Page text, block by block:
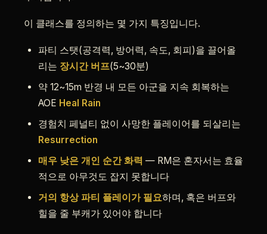
이 클래스를 정의하는 몇 가지 특징입니다.
파티 스탯(공격력, 방어력, 속도, 회피)을 끌어올
리는 장시간 버프(5~30분)
약 12~15m 반경 내 모든 아군을 지속 회복하는
AOE Heal Rain
경험치 페널티 없이 사망한 플레이어를 되살리는
Resurrection
매우 낮은 개인 순간 화력 — RM은 혼자서는 효율
적으로 아무것도 잡지 못합니다
거의 항상 파티 플레이가 필요하며, 혹은 버프와
힐을 줄 부캐가 있어야 합니다